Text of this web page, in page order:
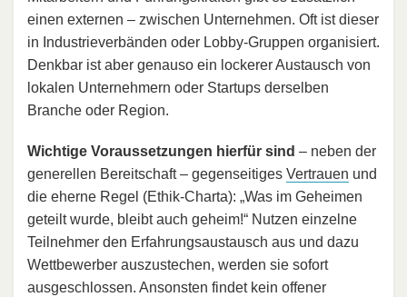
einen externen – zwischen Unternehmen. Oft ist dieser
in Industrieverbänden oder Lobby-Gruppen organisiert.
Denkbar ist aber genauso ein lockerer Austausch von
lokalen Unternehmern oder Startups derselben
Branche oder Region.
Wichtige Voraussetzungen hierfür sind – neben der
generellen Bereitschaft – gegenseitiges Vertrauen und
die eherne Regel (Ethik-Charta): „Was im Geheimen
geteilt wurde, bleibt auch geheim!“ Nutzen einzelne
Teilnehmer den Erfahrungsaustausch aus und dazu
Wettbewerber auszustechen, werden sie sofort
ausgeschlossen. Ansonsten findet kein offener